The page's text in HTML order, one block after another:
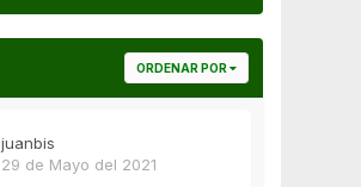
ORDENAR POR
juanbis
29 de Mayo del 2021